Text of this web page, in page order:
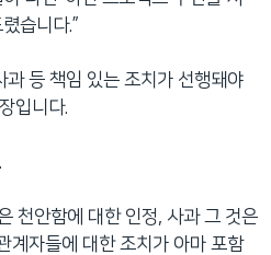
습니다.”
등 책임 있는 조치가 선행돼야
입니다.
천안함에 대한 인정, 사과 그 것은
계자들에 대한 조치가 아마 포함